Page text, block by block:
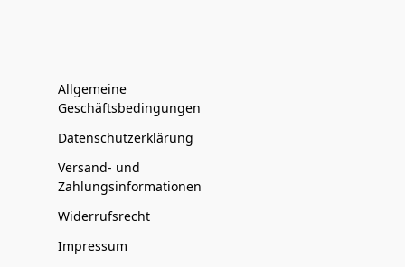
Allgemeine
Geschäftsbedingungen
Datenschutzerklärung
Versand- und
Zahlungsinformationen
Widerrufsrecht
Impressum